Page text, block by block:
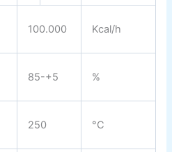
100.000 Kcal/h
85-+5 %
250 °C